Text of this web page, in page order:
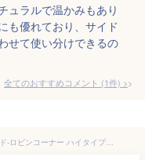
ュラルで温かみもあり
も優れており、サイド
せて使い分けできるの
全てのおすすめコメント (1件) >
テレビ台 テレビボード 白 背面収納TVボード-ロビンコーナー ハイタイプ リビングボード 北欧 モダン 鏡面 キャスター付き テレビラック リビング収納 TV台 AVボード 角 三角 省スペース 一人暮らし シンプル 新生活 在宅ワーク